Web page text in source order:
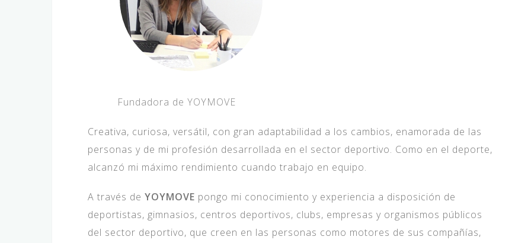
Fundadora de YOYMOVE
Creativa, curiosa, versátil, con gran adaptabilidad a los cambios, enamorada de las
personas y de mi profesión desarrollada en el sector deportivo. Como en el deporte,
alcanzó mi máximo rendimiento cuando trabajo en equipo.
A través de YOYMOVE pongo mi conocimiento y experiencia a disposición de
deportistas, gimnasios, centros deportivos, clubs, empresas y organismos públicos
del sector deportivo, que creen en las personas como motores de sus compañías,